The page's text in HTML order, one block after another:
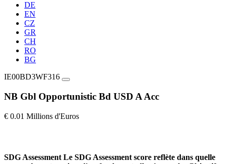
DE
EN
CZ
GR
CH
RO
BG
IE00BD3WF316
NB Gbl Opportunistic Bd USD A Acc
€ 0.01 Millions d'Euros
SDG Assessment Le SDG Assessment score reflète dans quelle